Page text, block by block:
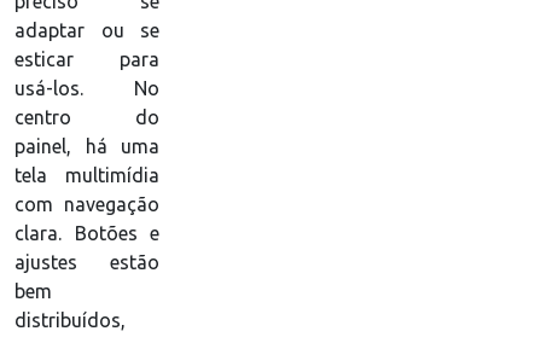
adaptar ou se
esticar para
usá-los. No
centro do
painel, há uma
tela multimídia
com navegação
clara. Botões e
ajustes estão
bem
distribuídos,